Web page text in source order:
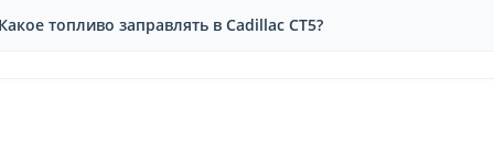
топливо заправлять в Cadillac CT5?